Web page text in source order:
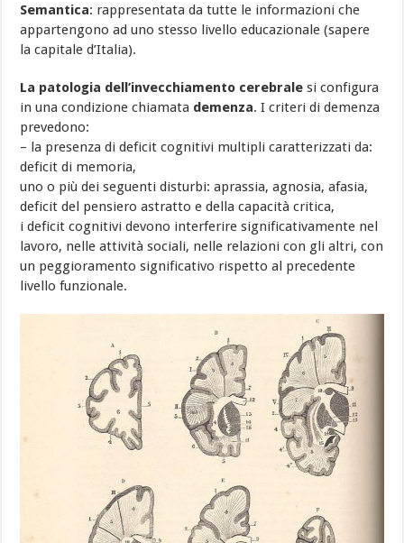
Semantica: rappresentata da tutte le informazioni che
appartengono ad uno stesso livello educazionale (sapere
la capitale d’Italia).
La patologia dell’invecchiamento cerebrale si configura
in una condizione chiamata demenza. I criteri di demenza
prevedono:
– la presenza di deficit cognitivi multipli caratterizzati da:
deficit di memoria,
uno o più dei seguenti disturbi: aprassia, agnosia, afasia,
deficit del pensiero astratto e della capacità critica,
i deficit cognitivi devono interferire significativamente nel
lavoro, nelle attività sociali, nelle relazioni con gli altri, con
un peggioramento significativo rispetto al precedente
livello funzionale.